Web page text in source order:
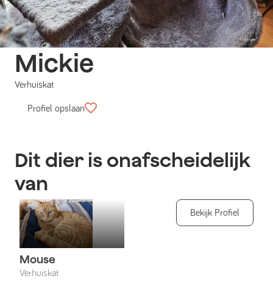
Mickie
Verhuiskat
Profiel opslaan
Dit dier is onafscheidelijk
van
Mouse
Verhuiskat
Bekijk Profiel